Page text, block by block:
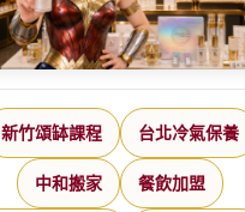
新竹頌缽課程 台北冷氣保養
中和搬家 餐飲加盟